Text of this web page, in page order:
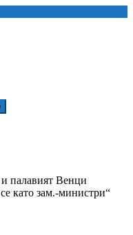
палавият Венци
като зам.-министри“